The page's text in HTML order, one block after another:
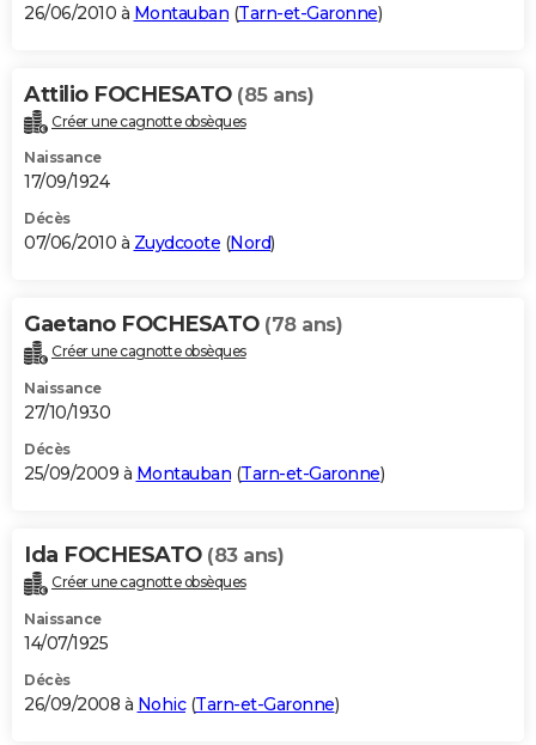
26/06/2010 à Montauban (Tarn-et-Garonne)
Attilio FOCHESATO (85 ans)
Créer une cagnotte obsèques
Naissance
17/09/1924
Décès
07/06/2010 à Zuydcoote (Nord)
Gaetano FOCHESATO (78 ans)
Créer une cagnotte obsèques
Naissance
27/10/1930
Décès
25/09/2009 à Montauban (Tarn-et-Garonne)
Ida FOCHESATO (83 ans)
Créer une cagnotte obsèques
Naissance
14/07/1925
Décès
26/09/2008 à Nohic(Tarn-et-Garonne)